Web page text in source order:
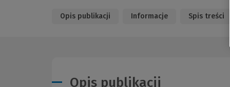
Opis publikacji Informacje Spis treści
Opis publikacji